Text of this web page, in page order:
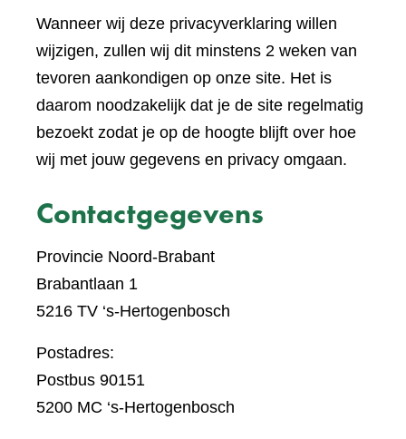
Wanneer wij deze privacyverklaring willen
wijzigen, zullen wij dit minstens 2 weken van
tevoren aankondigen op onze site. Het is
daarom noodzakelijk dat je de site regelmatig
bezoekt zodat je op de hoogte blijft over hoe
wij met jouw gegevens en privacy omgaan.
Contactgegevens
Provincie Noord-Brabant
Brabantlaan 1
5216 TV ‘s-Hertogenbosch
Postadres:
Postbus 90151
5200 MC ‘s-Hertogenbosch